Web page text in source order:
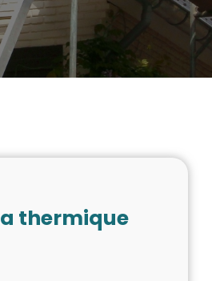
thermique